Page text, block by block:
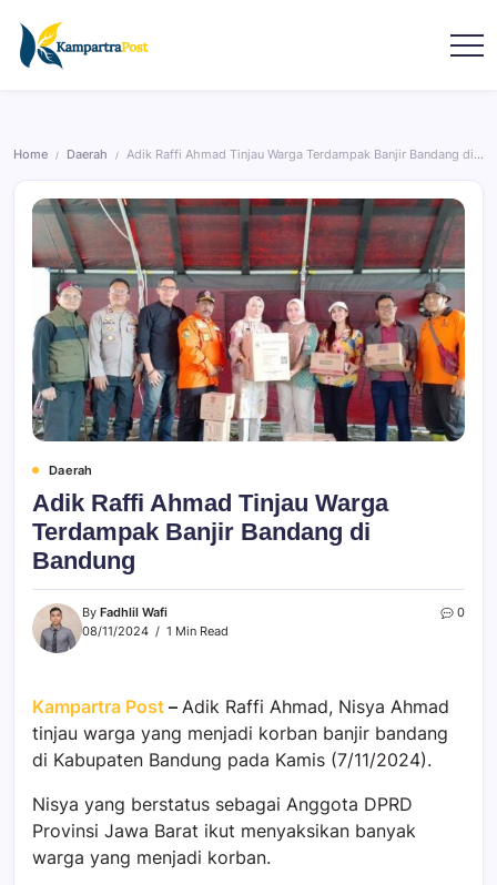
Home / Daerah / Adik Raffi Ahmad Tinjau Warga Terdampak Banjir Bandang di Bandung
Daerah
Adik Raffi Ahmad Tinjau Warga
Terdampak Banjir Bandang di
Bandung
By Fadhlil Wafi
08/11/2024
1 Min Read
0
Kampartra Post – Adik Raffi Ahmad, Nisya Ahmad
tinjau warga yang menjadi korban banjir bandang
di Kabupaten Bandung pada Kamis (7/11/2024).
Nisya yang berstatus sebagai Anggota DPRD
Provinsi Jawa Barat ikut menyaksikan banyak
warga yang menjadi korban.